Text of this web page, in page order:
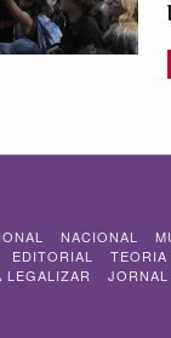
NACIONAL
EDITORIAL
TEORIA
LEGALIZAR